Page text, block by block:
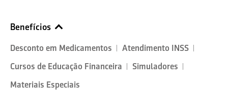
Benefícios
Desconto em Medicamentos
Atendimento INSS
Cursos de Educação Financeira
Simuladores
Materiais Especiais